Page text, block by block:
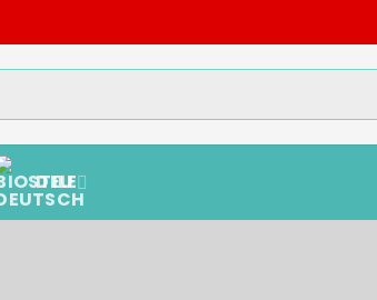
DEU